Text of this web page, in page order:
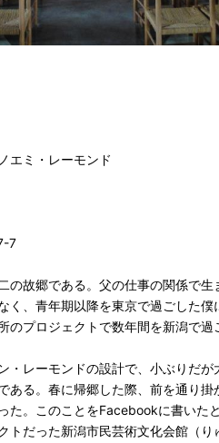
エミ・レーモンド
7
の故郷である。父の仕事の関係で生
く、青年期以降を東京で過ごした僕
のプロジェクトで数年間を新潟で過
・レーモンドの設計で、小ぶりだ
ある。春に帰郷した際、前を通り掛
た。このことをFacebookに書いた
トだった新潟市民芸術文化会館（り